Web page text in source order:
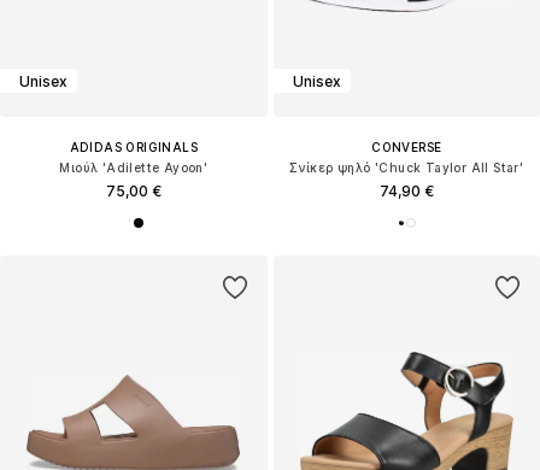
Unisex
ADIDAS ORIGINALS
Μιούλ 'Adilette Ayoon'
75,00 €
Unisex
CONVERSE
Σνίκερ ψηλό 'Chuck Taylor All Star'
74,90 €